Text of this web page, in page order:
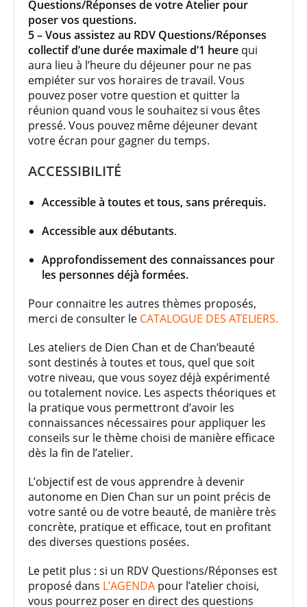
Questions/Réponses de votre Atelier pour
poser vos questions.
5 – Vous assistez au RDV Questions/Réponses
collectif d’une durée maximale d’1 heure qui
aura lieu à l’heure du déjeuner pour ne pas
empiéter sur vos horaires de travail. Vous
pouvez poser votre question et quitter la
réunion quand vous le souhaitez si vous êtes
pressé. Vous pouvez même déjeuner devant
votre écran pour gagner du temps.
ACCESSIBILITÉ
Accessible à toutes et tous, sans prérequis.
Accessible aux débutants.
Approfondissement des connaissances pour
les personnes déjà formées.
Pour connaitre les autres thèmes proposés,
merci de consulter le CATALOGUE DES ATELIERS.
Les ateliers de Dien Chan et de Chan’beauté
sont destinés à toutes et tous, quel que soit
votre niveau, que vous soyez déjà expérimenté
ou totalement novice. Les aspects théoriques et
la pratique vous permettront d’avoir les
connaissances nécessaires pour appliquer les
conseils sur le thème choisi de manière efficace
dès la fin de l’atelier.
L’objectif est de vous apprendre à devenir
autonome en Dien Chan sur un point précis de
votre santé ou de votre beauté, de manière très
concrète, pratique et efficace, tout en profitant
des diverses questions posées.
Le petit plus : si un RDV Questions/Réponses est
proposé dans L’AGENDA pour l’atelier choisi,
vous pourrez poser en direct des questions